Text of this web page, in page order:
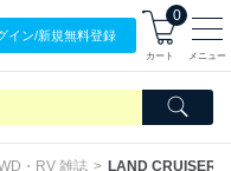
イン/新規無料登録
0
カート メニュー
・RV 雑誌 LAND CRUISER